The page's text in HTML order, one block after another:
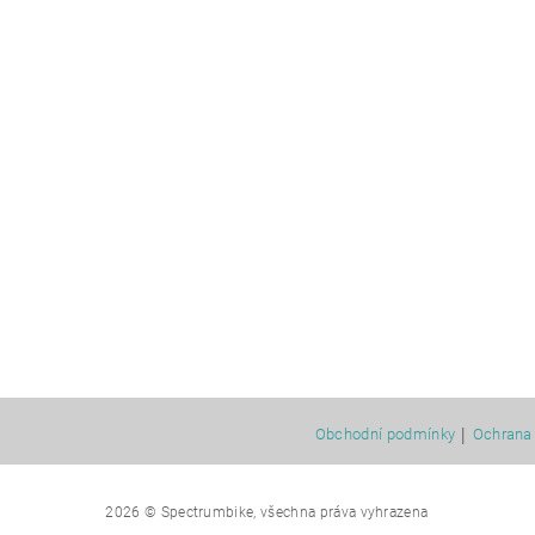
Obchodní podmínky |
2026 © Spectrumbike, všechna práva vyhrazena